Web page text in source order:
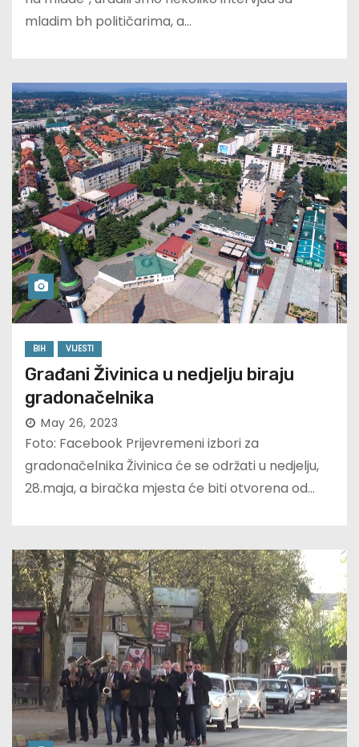
mladim bh političarima, a…
BIH VIJESTI
Građani Živinica u nedjelju biraju
gradonačelnika
May 26, 2023
Foto: Facebook Prijevremeni izbori za
gradonačelnika Živinica će se održati u nedjelju,
28.maja, a biračka mjesta će biti otvorena od…